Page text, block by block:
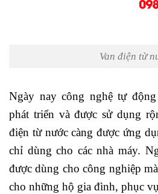
Van điện từ
Ngày nay công nghệ tự
phát triển và được sử dụng
điện từ nước càng được ứng
chỉ dùng cho các nhà máy.
được dùng cho công nghiệp
cho những hộ gia đình, phục